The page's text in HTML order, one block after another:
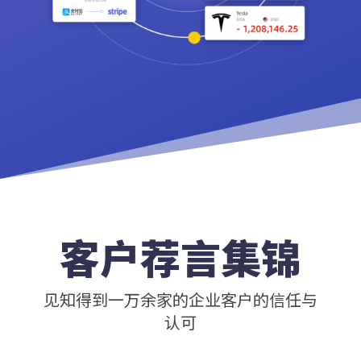
客户荐言集锦
见知得到一万余家的企业客户的信任与
认可